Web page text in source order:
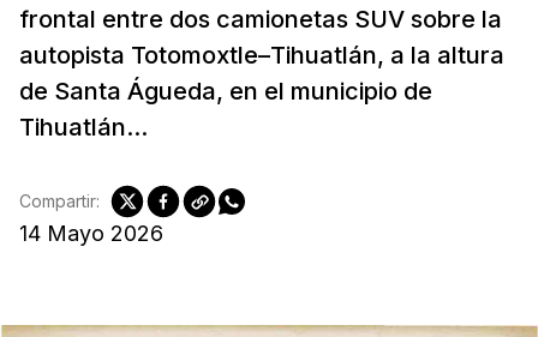
frontal entre dos camionetas SUV sobre la
autopista Totomoxtle–Tihuatlán, a la altura
de Santa Águeda, en el municipio de
Tihuatlán...
14 Mayo 2026
Compartir: